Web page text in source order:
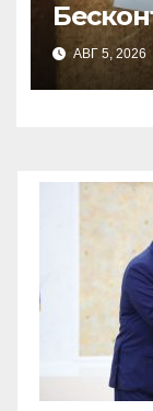
АВГ 5, 2026